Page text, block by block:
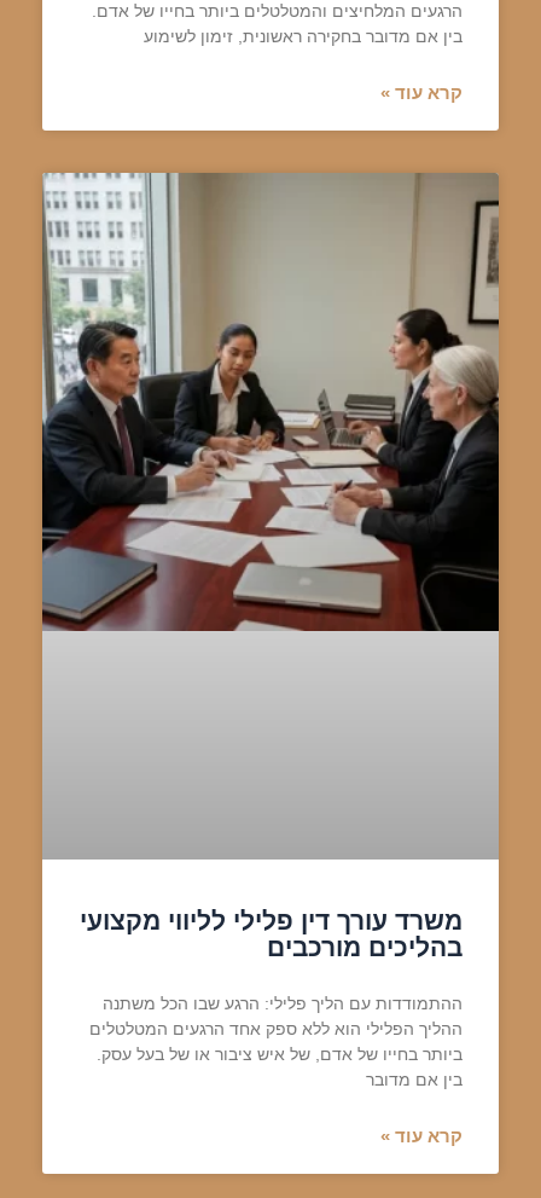
הרגעים המלחיצים והמטלטלים ביותר בחייו של אדם.
בין אם מדובר בחקירה ראשונית, זימון לשימוע
קרא עוד »
משרד עורך דין פלילי לליווי מקצועי
בהליכים מורכבים
ההתמודדות עם הליך פלילי: הרגע שבו הכל משתנה
ההליך הפלילי הוא ללא ספק אחד הרגעים המטלטלים
ביותר בחייו של אדם, של איש ציבור או של בעל עסק.
בין אם מדובר
קרא עוד »